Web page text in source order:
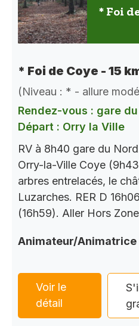
* Foi
* Foi de Coye - 15
(Niveau : * - allure
Rendez-vous : gare
Départ : Orry la Ville
RV à 8h40 gare du
Orry-la-Ville Coye
arbres entrelacés, le
Luzarches. RER D
(16h59). Aller Hors Zone
Animateur/Animatrice
Voir le
détail